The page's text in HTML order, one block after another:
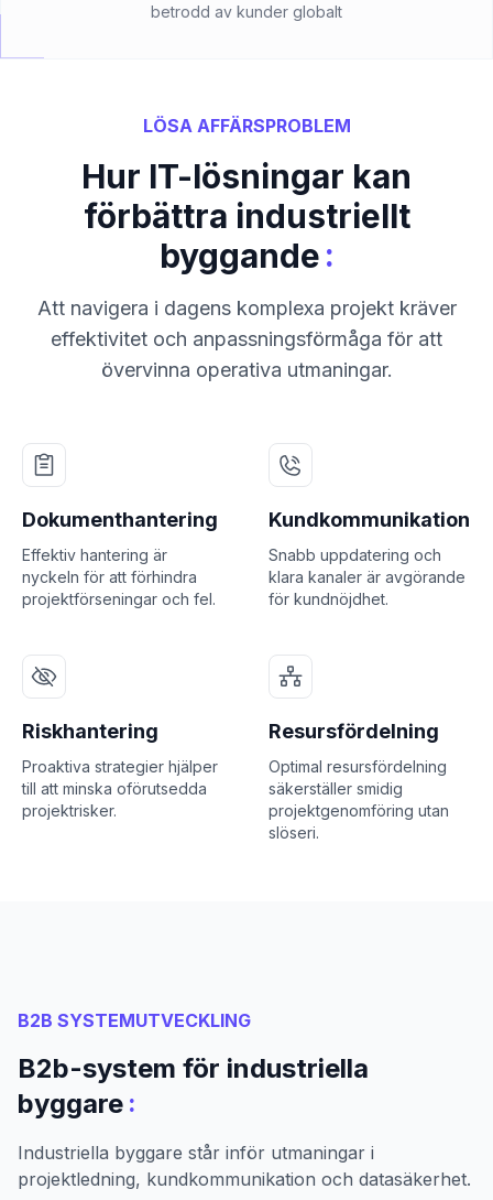
betrodd av kunder globalt
LÖSA AFFÄRSPROBLEM
Hur IT-lösningar kan
förbättra industriellt
byggande:
Att navigera i dagens komplexa projekt kräver
effektivitet och anpassningsförmåga för att
övervinna operativa utmaningar.
Dokumenthantering
Effektiv hantering är
nyckeln för att förhindra
projektförseningar och fel.
Kundkommunikation
Snabb uppdatering och
klara kanaler är avgörande
för kundnöjdhet.
Riskhantering
Proaktiva strategier hjälper
till att minska oförutsedda
projektrisker.
Resursfördelning
Optimal resursfördelning
säkerställer smidig
projektgenomföring utan
slöseri.
B2B SYSTEMUTVECKLING
B2b-system för industriella
byggare :
Industriella byggare står inför utmaningar i
projektledning, kundkommunikation och datasäkerhet.